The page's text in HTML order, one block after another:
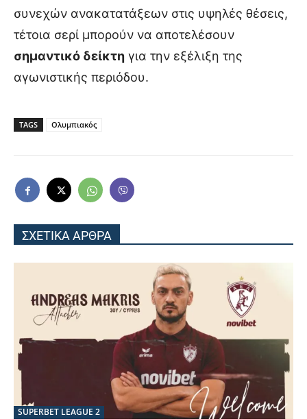
συνεχών ανακατατάξεων στις υψηλές θέσεις,
τέτοια σερί μπορούν να αποτελέσουν
σημαντικό δείκτη για την εξέλιξη της
αγωνιστικής περιόδου.
TAGS Ολυμπιακός
ΣΧΕΤΙΚΑ ΑΡΘΡΑ
SUPERBET LEAGUE 2